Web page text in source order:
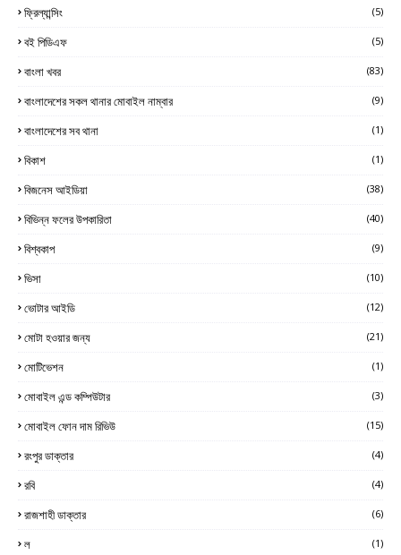
ফ্রিল্যান্সিং (5)
বই পিডিএফ (5)
বাংলা খবর (83)
বাংলাদেশের সকল থানার মোবাইল নাম্বার (9)
বাংলাদেশের সব থানা (1)
বিকাশ (1)
বিজনেস আইডিয়া (38)
বিভিন্ন ফলের উপকারিতা (40)
বিশ্বকাপ (9)
ভিসা (10)
ভোটার আইডি (12)
মোটা হওয়ার জন্য (21)
মোটিভেশন (1)
মোবাইল এন্ড কম্পিউটার (3)
মোবাইল ফোন দাম রিভিউ (15)
রংপুর ডাক্তার (4)
রবি (4)
রাজশাহী ডাক্তার (6)
ল (1)